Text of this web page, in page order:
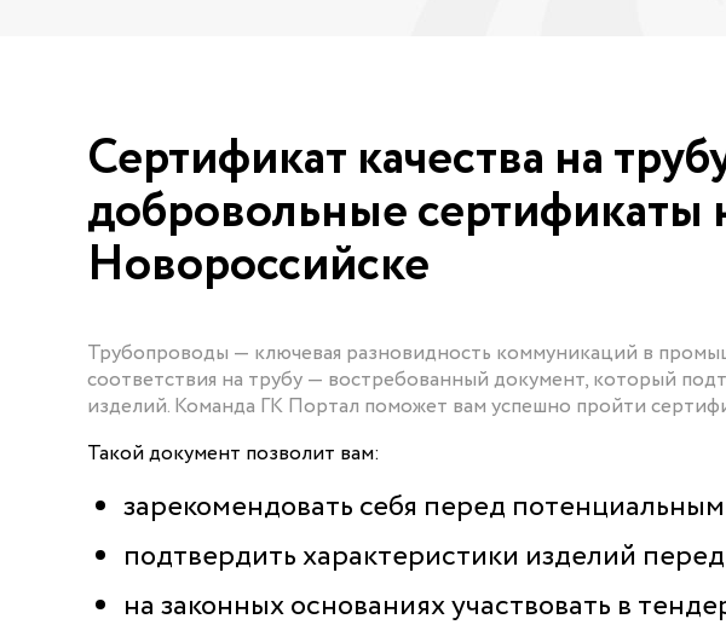
Сертификат качества на
добровольные сертификаты
Новороссийске
Трубопроводы — ключевая разновидность коммуникаций в
соответствия на трубу — востребованный документ, который
изделий. Команда ГК Портал поможет вам успешно пройти
Такой документ позволит вам:
зарекомендовать себя перед
подтвердить характеристики изделий
на законных основаниях участвовать в